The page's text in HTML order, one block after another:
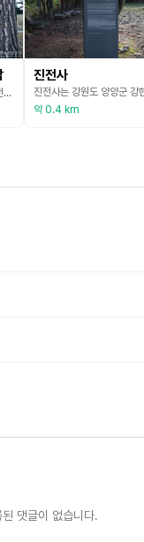
멀리 동해바다가 내다보이는 진전사터 안의 작은 언덕 위에 서 있는 탑으로, 진전사를 창건한 도의선사의 묘탑으로 추정된다. 도의는 선덕왕 5년(784)에 당에서 유학하고 헌덕왕 13년(821)에 귀국하여 선종을 펼치려 하였으나, 당시는 교종만을 중요시하던 때라 두각을 나타내지 못하고 이 절로 들어와 수도하다가 입적하였다. 이 탑은 일반적인 다른 탑과는 달리 8 각형의 탑신(塔身)을 하고 있으면서도, 그 아랫부분이 석탑에서와 같은 2단의 4각 기단(基壇)을
진전사
약 0.4 km
된 댓글이 없습니다.